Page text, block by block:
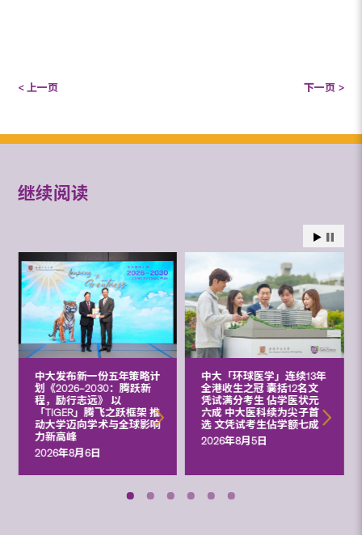
< 上一页 下一页 >
继续阅读
中大发布新一份五年策略计
划《2026‒2030：腾跃新
程，励行志远》 以
「TIGER」腾飞之跃框架 推
动大学迈向学术与全球影响
力新高峰
2026年8月6日
中大「环球医学」连续13年
全港收生之冠 囊括12名文
凭试满分考生 佔学医状元
六成 中大医科续为尖子首
选 文凭试考生佔学额七成
2026年8月5日